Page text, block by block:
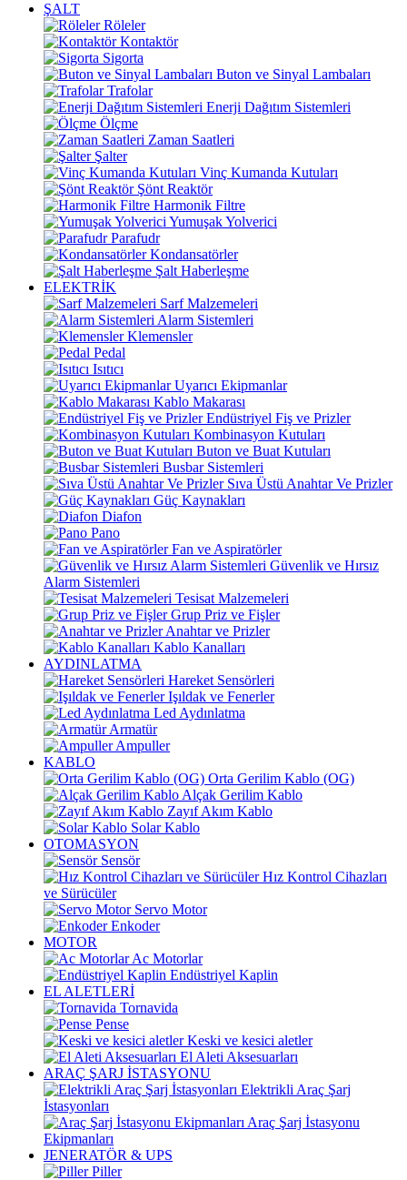
ŞALT
Röleler
Kontaktör
Sigorta
Buton ve Sinyal Lambaları
Trafolar
Enerji Dağıtım Sistemleri
Ölçme
Zaman Saatleri
Şalter
Vinç Kumanda Kutuları
Şönt Reaktör
Harmonik Filtre
Yumuşak Yolverici
Parafudr
Kondansatörler
Şalt Haberleşme
ELEKTRİK
Sarf Malzemeleri
Alarm Sistemleri
Klemensler
Pedal
Isıtıcı
Uyarıcı Ekipmanlar
Kablo Makarası
Endüstriyel Fiş ve Prizler
Kombinasyon Kutuları
Buton ve Buat Kutuları
Busbar Sistemleri
Sıva Üstü Anahtar Ve Prizler
Güç Kaynakları
Diafon
Pano
Fan ve Aspiratörler
Güvenlik ve Hırsız
Alarm Sistemleri
Tesisat Malzemeleri
Grup Priz ve Fişler
Anahtar ve Prizler
Kablo Kanalları
AYDINLATMA
Hareket Sensörleri
Işıldak ve Fenerler
Led Aydınlatma
Armatür
Ampuller
KABLO
Orta Gerilim Kablo (OG)
Alçak Gerilim Kablo
Zayıf Akım Kablo
Solar Kablo
OTOMASYON
Sensör
Hız Kontrol Cihazları
ve Sürücüler
Servo Motor
Enkoder
MOTOR
Ac Motorlar
Endüstriyel Kaplin
EL ALETLERİ
Tornavida
Pense
Keski ve kesici aletler
El Aleti Aksesuarları
ARAÇ ŞARJ İSTASYONU
Elektrikli Araç Şarj
İstasyonları
Araç Şarj İstasyonu
Ekipmanları
JENERATÖR & UPS
Piller